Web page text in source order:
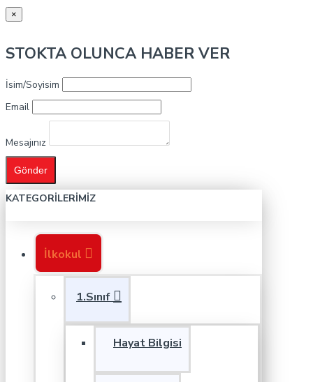
×
STOKTA OLUNCA HABER VER
İsim/Soyisim
Email
Mesajınız
Gönder
KATEGORILERIMIZ
İlkokul
1.Sınıf
Hayat Bilgisi